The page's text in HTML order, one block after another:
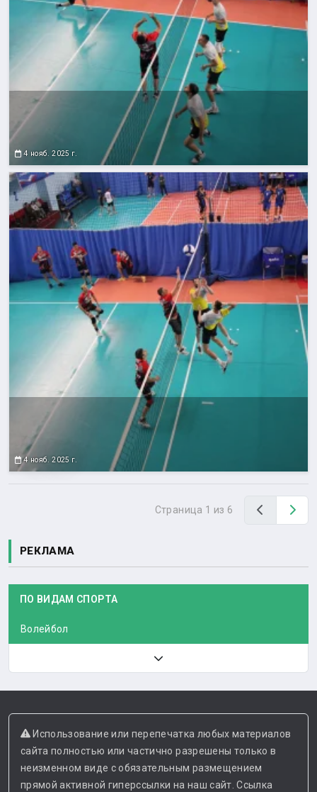
4 нояб. 2025 г.
4 нояб. 2025 г.
Страница 1 из 6 Назад
РЕКЛАМА
ПО ВИДАМ СПОРТА
Волейбол
Использование или перепечатка любых материалов
сайта полностью или частично разрешены только в
неизменном виде с обязательным размещением
прямой активной гиперссылки на наш сайт. Ссылка